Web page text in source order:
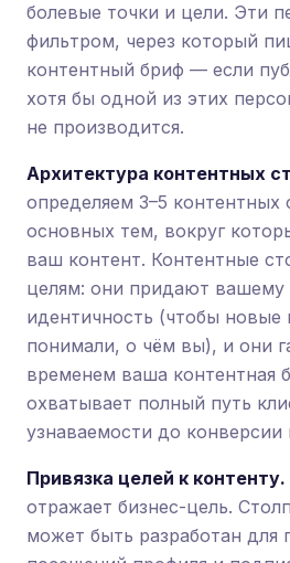
болевые точки и цели. Эти
фильтром, через который
контентный бриф — если
хотя бы одной из этих
не производится.
Архитектура контентных
определяем 3–5
основных тем, вокруг
ваш контент. Контентные
целям: они придают вашему
идентичность (чтобы новые
понимали, о чём вы), и они
временем ваша контентная
охватывает полный путь
узнаваемости до конверсии
Привязка целей к контенту.
отражает бизнес-цель.
может быть разработан для